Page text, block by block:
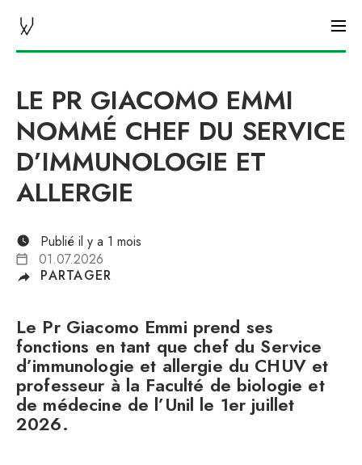
CHUV NEWS
LE PR GIACOMO EMMI
NOMMÉ CHEF DU SERVICE
D’IMMUNOLOGIE ET
ALLERGIE
Publié il y a 1 mois
01.07.2026
PARTAGER
Le Pr Giacomo Emmi prend ses
fonctions en tant que chef du Service
d’immunologie et allergie du CHUV et
professeur à la Faculté de biologie et
de médecine de l’Unil le 1er juillet
2026.